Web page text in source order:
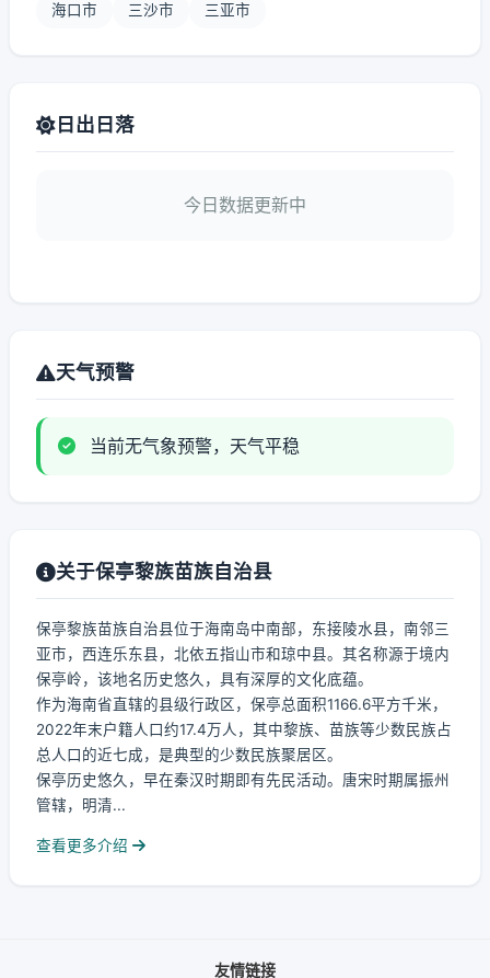
海口市 三沙市 三亚市
日出日落
今日数据更新中
天气预警
当前无气象预警，天气平稳
关于保亭黎族苗族自治县
保亭黎族苗族自治县位于海南岛中南部，东接陵水县，南邻三
亚市，西连乐东县，北依五指山市和琼中县。其名称源于境内
保亭岭，该地名历史悠久，具有深厚的文化底蕴。
作为海南省直辖的县级行政区，保亭总面积1166.6平方千米，
2022年末户籍人口约17.4万人，其中黎族、苗族等少数民族占
总人口的近七成，是典型的少数民族聚居区。
保亭历史悠久，早在秦汉时期即有先民活动。唐宋时期属振州
管辖，明清...
查看更多介绍
友情链接